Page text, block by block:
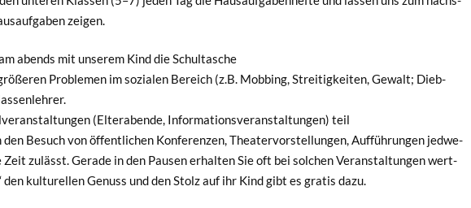
zeigen.
abends mit unse­rem Kind die Schultasche
Pro­ble­men im sozia­len Bereich (z.B. Mob­bing, Strei­tig­kei­ten, Gewalt; Dieb­
(Elter­aben­de, Infor­ma­ti­ons­ver­an­stal­tun­gen) teil
den Besuch von öffent­li­chen Kon­fe­ren­zen, Thea­ter­vor­stel­lun­gen, Auf­füh­run­gen jed­we­
Zeit zulässt. Gera­de in den Pau­sen erhal­ten Sie oft bei sol­chen Ver­an­stal­tun­gen wert­
kul­tu­rel­len Genuss und den Stolz auf ihr Kind gibt es gra­tis dazu.